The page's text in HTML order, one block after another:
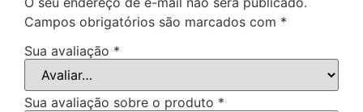
Campos obrigatórios são marcados com *
Sua avaliação *
Sua avaliação sobre o produto *